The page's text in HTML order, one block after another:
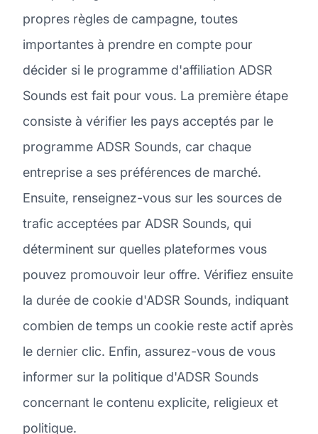
propres règles de campagne, toutes
importantes à prendre en compte pour
décider si le programme d'affiliation ADSR
Sounds est fait pour vous. La première étape
consiste à vérifier les pays acceptés par le
programme ADSR Sounds, car chaque
entreprise a ses préférences de marché.
Ensuite, renseignez-vous sur les sources de
trafic acceptées par ADSR Sounds, qui
déterminent sur quelles plateformes vous
pouvez promouvoir leur offre. Vérifiez ensuite
la durée de cookie d'ADSR Sounds, indiquant
combien de temps un cookie reste actif après
le dernier clic. Enfin, assurez-vous de vous
informer sur la politique d'ADSR Sounds
concernant le contenu explicite, religieux et
politique.